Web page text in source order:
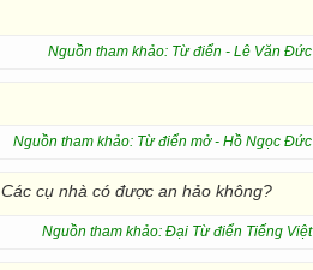
Nguồn tham khảo: Từ điển - Lê Văn Đức
Nguồn tham khảo: Từ điển mở - Hồ Ngọc Đức
Các cụ nhà có được an hảo không?
Nguồn tham khảo: Đại Từ điển Tiếng Việt